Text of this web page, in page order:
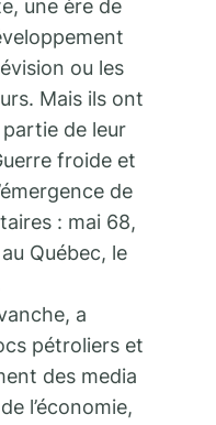
une ère de
ou les
Mais ils ont
de leur
froide et
de
: mai 68,
Québec, le
a
pétroliers et
des media
l’économie,